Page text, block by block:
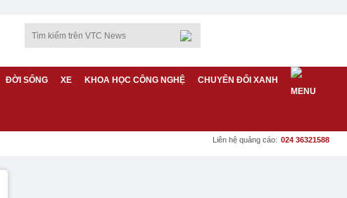
ĐỜI SỐNG XE KHOA HỌC CÔNG NGHỆ CHUYỂN ĐỔI XANH
Liên hệ quảng cáo: 024 36321588